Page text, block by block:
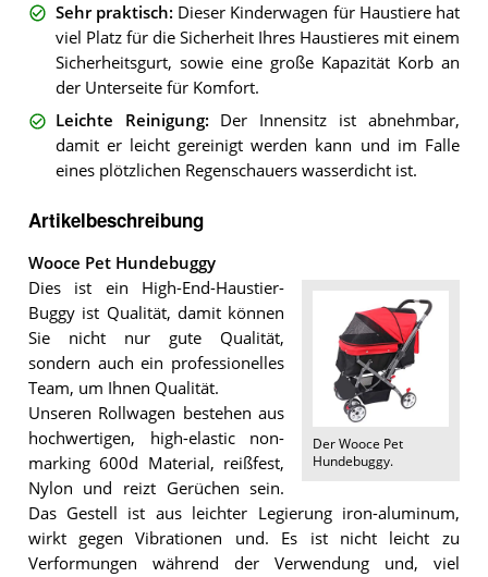
Sehr praktisch: Dieser Kinderwagen für Haustiere hat
viel Platz für die Sicherheit Ihres Haustieres mit einem
Sicherheitsgurt, sowie eine große Kapazität Korb an
der Unterseite für Komfort.
Leichte Reinigung: Der Innensitz ist abnehmbar,
damit er leicht gereinigt werden kann und im Falle
eines plötzlichen Regenschauers wasserdicht ist.
Artikelbeschreibung
Wooce Pet Hundebuggy
Der Wooce Pet
Hundebuggy.
Dies ist ein High-End-Haustier-
Buggy ist Qualität, damit können
Sie nicht nur gute Qualität,
sondern auch ein professionelles
Team, um Ihnen Qualität.
Unseren Rollwagen bestehen aus
hochwertigen, high-elastic non-
marking 600d Material, reißfest,
Nylon und reizt Gerüchen sein.
Das Gestell ist aus leichter Legierung iron-aluminum,
wirkt gegen Vibrationen und. Es ist nicht leicht zu
Verformungen während der Verwendung und, viel